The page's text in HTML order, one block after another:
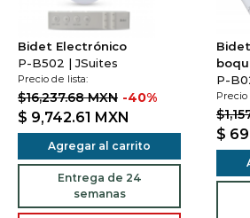
Bidet Electrónico
P-B502 | JSuites
Precio de lista:
$16,237.68 MXN -40%
$ 9,742.61 MXN
Agregar al carrito
Entrega de 24
semanas
P-
Precio
$